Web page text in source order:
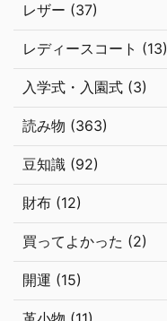
レザー (37)
レディースコート (13)
入学式・入園式 (3)
読み物 (363)
豆知識 (92)
財布 (12)
買ってよかった (2)
開運 (15)